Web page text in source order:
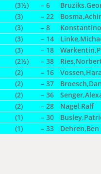
(3½) – 6
(3) – 22
(3) – 8
(3) – 14
(3) – 18
(2½) – 38
(2) – 16
(2) – 37
(2) – 36
(2) – 28
Nagel,Ralf
(1) – 30
(1) – 33 Dehren,Ben